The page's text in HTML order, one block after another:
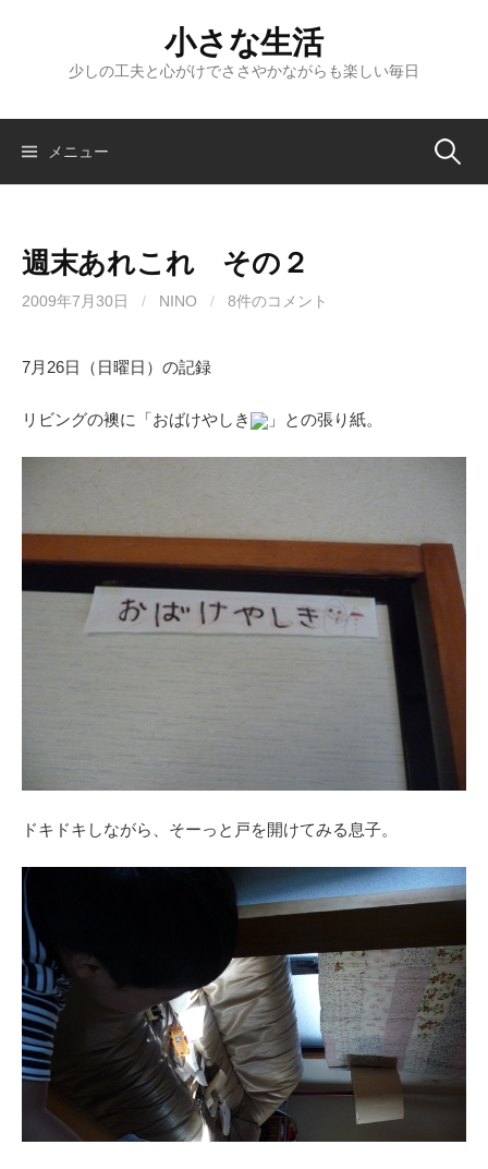
ツ
小さな生活
少しの工夫と心がけでささやかながらも楽しい毎日
メニュー 検
週末あれこれ その２
2009年7月30日 / NINO / 8件のコメント
7月26日（日曜日）の記録
リビングの襖に「おばけやしき 」との張り紙。
ドキドキしながら、そーっと戸を開けてみる息子。